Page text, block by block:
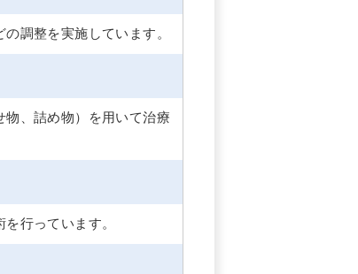
調整を実施しています。
物、詰め物）を用いて治療
行っています。